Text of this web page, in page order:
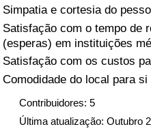
Simpatia e cortesia do
Satisfação com o tempo de
(esperas) em instituições
Satisfação com os custos
Comodidade do local para si
Contribuidores: 5
Última atualização: Outubro
Indicador de Saúde (Atual)
Indicador de Saúde
Indicador de Saúde por
Poluição